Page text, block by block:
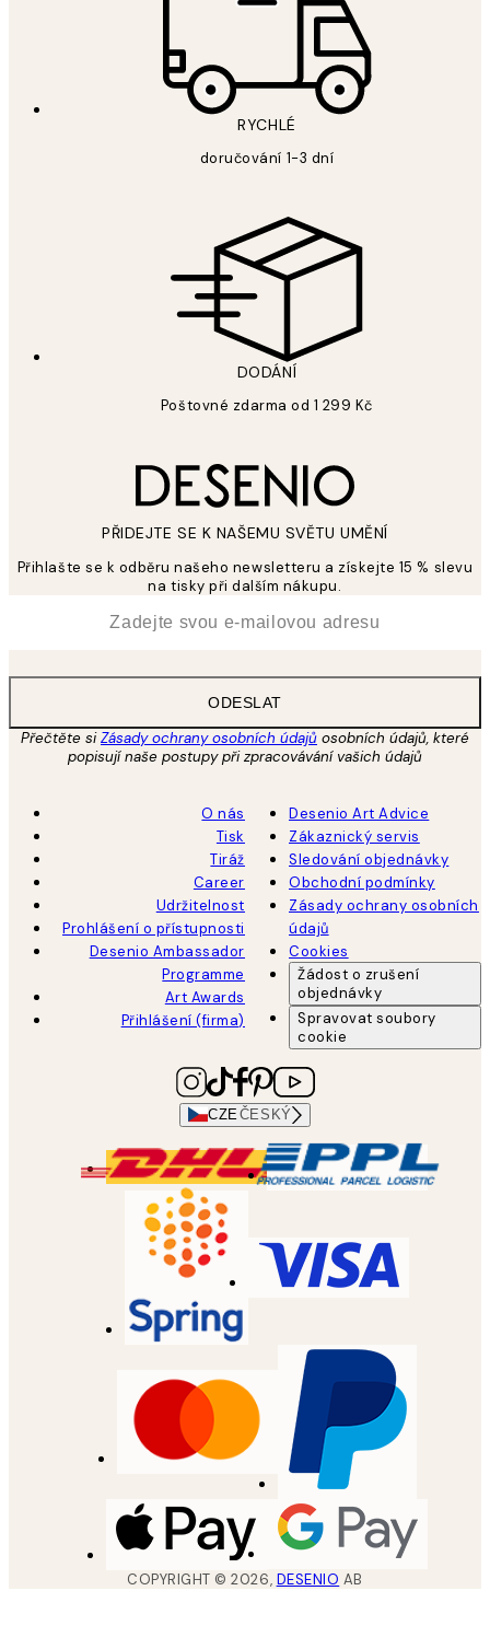
RYCHLÉ
doručování 1-3 dní
DODÁNÍ
Poštovné zdarma od 1 299 Kč
PŘIDEJTE SE K NAŠEMU SVĚTU UMĚNÍ
Přihlašte se k odběru našeho newsletteru a získejte 15 % slevu
na tisky při dalším nákupu.
ODESLAT
Přečtěte siZásady ochrany osobních údajů osobních údajů, které
popisují naše postupy při zpracovávání vašich údajů
O nás
Tisk
Tiráž
Career
Udržitelnost
Prohlášení o přístupnosti
Desenio Ambassador
Programme
Art Awards
Přihlášení (firma)
Desenio Art Advice
Zákaznický servis
Sledování objednávky
Obchodní podmínky
Zásady ochrany osobních
údajů
Cookies
Žádost o zrušení
objednávky
Spravovat soubory
cookie
CZEČESKÝ
COPYRIGHT ©2026, DESENIO AB